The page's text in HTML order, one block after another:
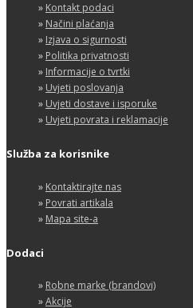
» Kontakt podaci
» Načini plaćanja
» Izjava o sigurnosti
» Politika privatnosti
» Informacije o tvrtki
» Uvjeti poslovanja
» Uvjeti dostave i isporuke
» Uvjeti povrata i reklamacije
Služba za korisnike
» Kontaktirajte nas
» Povrati artikala
» Mapa site-a
Dodaci
» Robne marke (brandovi)
»Akcije